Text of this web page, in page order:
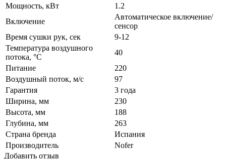
Мощность, кВт
1.2
Включение
Автоматическое включение/
сенсор
Время сушки рук, сек
9-12
Температура воздушного
потока, °С
40
Питание
220
Воздушный поток, м/с
97
Гарантия
3 года
Ширина, мм
230
Высота, мм
188
Глубина, мм
263
Страна бренда
Испания
Производитель
Nofer
Добавить отзыв